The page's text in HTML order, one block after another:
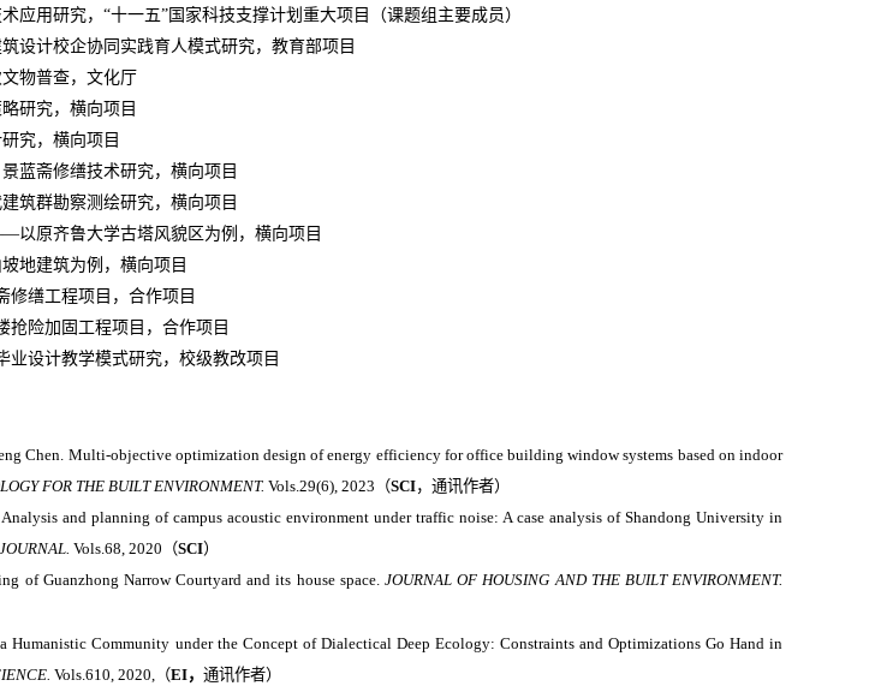
应用研究，“十一五”国家科技支撑计划重大项目（课题组主要成员）
设计校企协同实践育人模式研究，教育部项目
物普查，文化厅
研究，横向项目
究，横向项目
蓝斋修缮技术研究，横向项目
筑群勘察测绘研究，横向项目
以原齐鲁大学古塔风貌区为例，横向项目
地建筑为例，横向项目
修缮工程项目，合作项目
抢险加固工程项目，合作项目
业设计教学模式研究，校级教改项目
Chen. Multi-objective optimization design of energy efficiency for office building window systems based on indoor
FOR THE BUILT ENVIRONMENT. Vols.29(6), 2023 （SCI，通讯作者）
and planning of campus acoustic environment under traffic noise: A case analysis of Shandong University in
Vols.68, 2020 （SCI）
of Guanzhong Narrow Courtyard and its house space. JOURNAL OF HOUSING AND THE BUILT ENVIRONMENT.
Humanistic Community under the Concept of Dialectical Deep Ecology: Constraints and Optimizations Go Hand in
Vols.610, 2020, （EI， 通讯作者）